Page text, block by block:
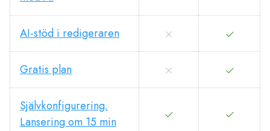
AI-stöd i redigeraren
Gratis plan
Självkonfigurering.
Lansering om 15 min